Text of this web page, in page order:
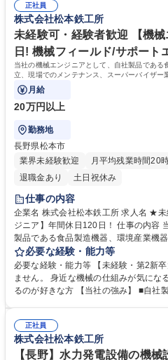
院 大学 高専 短大 専修学校 高校 語学力
車
正社員
株式会社松本鉄工所
未経験可・経験者歓迎 【機
日! 機械フィールド/サポート
当社の機械エンジニアとして、自社製品である
立、現場でのメンテナンス、スーパーバイザー
月給
20万円以上
勤務地
長野県松本市
業界未経験歓迎
月平均残業時間20
退職金あり
土日祝休み
仕事の内容
企業名 株式会社松本鉄工所 求人名 ★未経験可・経験者歓迎★【機械エン
ジニア】年間休日120日！ 仕事の内容 当社の機械エンジニアとして、自社
製品である食品製造機器、環境産業機
ンス、スーパーバイザー業務、報告書の作
詳細】 ●自社製品の製作、加工、組立
及びSV ●報告書の作成 ※建物の改変を伴う業務
経験可・経験者歓迎★【機械エンジニ
必要な経験・能力等
必要な経験・能力等 【未経験・第2新
ません。 身近な機械の仕組みが気にな
るのが好きな方 【当社の強み】 ■自社製品(特許取得)を保有し、その設計
短大 専修学校 高校 語学力： 資格：第
正社員
株式会社松本鉄工所
【長野】水力発電設備の機械